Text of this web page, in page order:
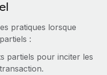
pratiques lorsque
:
partiels pour inciter les